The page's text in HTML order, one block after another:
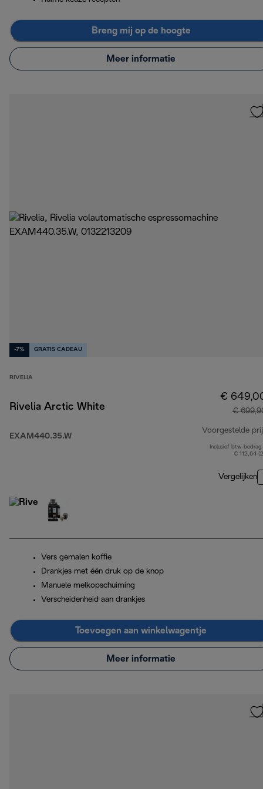
Breng mij op de hoogte
Meer informatie
-7% GRATIS CADEAU
RIVELIA
Rivelia Arctic White
EXAM440.35.W
€
€
Voorgestelde
Inclusief btw-bedrag
€ 112,64
Vergelijken
Vers gemalen koffie
Drankjes met één druk op de knop
Manuele melkopschuiming
Verscheidenheid aan drankjes
Toevoegen aan winkelwagentje
Meer informatie